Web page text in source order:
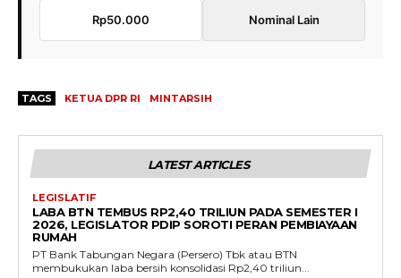
Rp50.000 Nominal Lain
TAGS KETUA DPR RI MINTARSIH
LATEST ARTICLES
LEGISLATIF
LABA BTN TEMBUS RP2,40 TRILIUN PADA SEMESTER I
2026, LEGISLATOR PDIP SOROTI PERAN PEMBIAYAAN
RUMAH
PT Bank Tabungan Negara (Persero) Tbk atau BTN
membukukan laba bersih konsolidasi Rp2,40 triliun...